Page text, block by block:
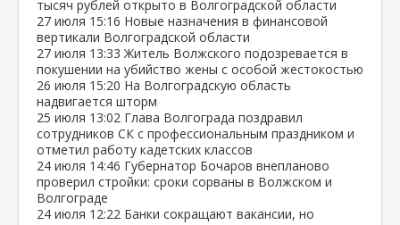
тысяч рублей открыто в Волгоградской области
27 июля 15:16 Новые назначения в финансовой
вертикали Волгоградской области
27 июля 13:33 Житель Волжского подозревается в
покушении на убийство жены с особой жестокостью
26 июля 15:20 На Волгоградскую область
надвигается шторм
25 июля 13:02 Глава Волгограда поздравил
сотрудников СК с профессиональным праздником и
отметил работу кадетских классов
24 июля 14:46 Губернатор Бочаров внепланово
проверил стройки: сроки сорваны в Волжском и
Волгограде
24 июля 12:22 Банки сокращают вакансии, но